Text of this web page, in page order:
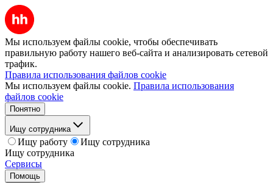
Мы используем файлы cookie, чтобы обеспечивать
правильную работу нашего веб-сайта и анализировать сетевой
трафик.
Правила использования файлов cookie
Мы используем файлы cookie. Правила использования
файлов cookie
Понятно
Ищу сотрудника
Ищу работу
Ищу сотрудника
Ищу сотрудника
Сервисы
Помощь